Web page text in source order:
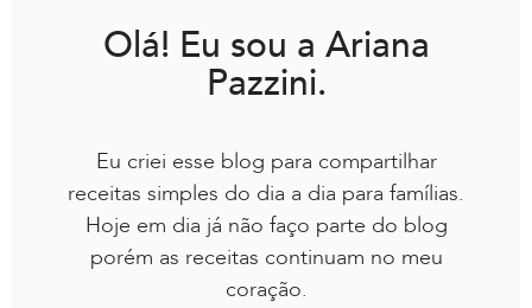
Olá! Eu sou a Ariana
Pazzini.
Eu criei esse blog para compartilhar
receitas simples do dia a dia para famílias.
Hoje em dia já não faço parte do blog
porém as receitas continuam no meu
coração.